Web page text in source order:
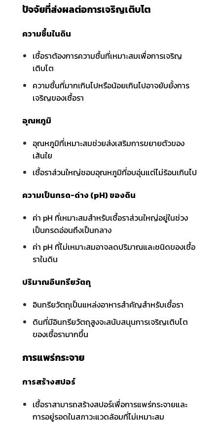
ปัจจัยที่ส่งผลต่อการเจริญเติบโต
ความชื้นในดิน
เชื้อราต้องการความชื้นที่เหมาะสมเพื่อการเจริญ
เติบโต
ความชื้นที่มากเกินไปหรือน้อยเกินไปอาจยับยั้งการ
เจริญของเชื้อรา
อุณหภูมิ
อุณหภูมิที่เหมาะสมช่วยส่งเสริมการขยายตัวของ
เส้นใย
เชื้อราส่วนใหญ่ชอบอุณหภูมิที่อบอุ่นแต่ไม่ร้อนเกินไป
ความเป็นกรด-ด่าง (pH) ของดิน
ค่า pH ที่เหมาะสมสำหรับเชื้อราส่วนใหญ่อยู่ในช่วง
เป็นกรดอ่อนถึงเป็นกลาง
ค่า pH ที่ไม่เหมาะสมอาจลดปริมาณและชนิดของเชื้อ
ราในดิน
ปริมาณอินทรียวัตถุ
อินทรียวัตถุเป็นแหล่งอาหารสำคัญสำหรับเชื้อรา
ดินที่มีอินทรียวัตถุสูงจะสนับสนุนการเจริญเติบโต
ของเชื้อรามากขึ้น
การแพร่กระจาย
การสร้างสปอร์
เชื้อราสามารถสร้างสปอร์เพื่อการแพร่กระจายและ
การอยู่รอดในสภาวะแวดล้อมที่ไม่เหมาะสม